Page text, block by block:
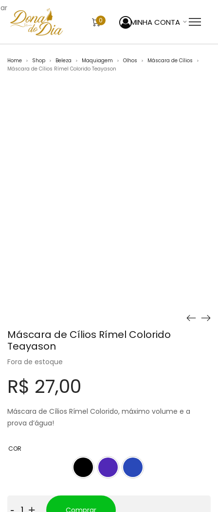
0 MINHA CONTA
Home > Shop > Beleza > Maquiagem > Olhos > Máscara de Cílios >
Máscara de Cílios Rímel Colorido Teayason
Máscara de Cílios Rímel Colorido
Teayason
Fora de estoque
R$ 27,00
Máscara de Cílios Rímel Colorido, máximo volume e a
prova d’água!
COR
Máscara
Comprar